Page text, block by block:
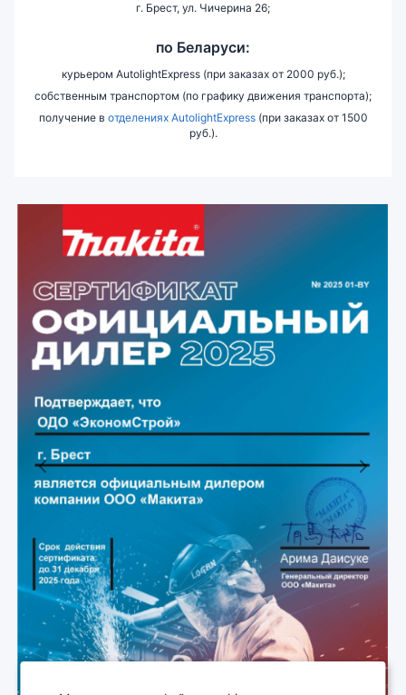
г. Брест, ул. Чичерина 26;
по Беларуси:
курьером AutolightExpress (при заказах от 2000 руб.);
собственным транспортом (по графику движения транспорта);
получение в отделениях AutolightExpress(при заказах от 1500
руб.).
Previous Next